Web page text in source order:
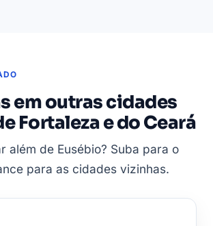
em outras cidades
Fortaleza e do Ceará
além de Eusébio? Suba para o
para as cidades vizinhas.